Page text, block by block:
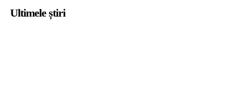
Ultimele știri